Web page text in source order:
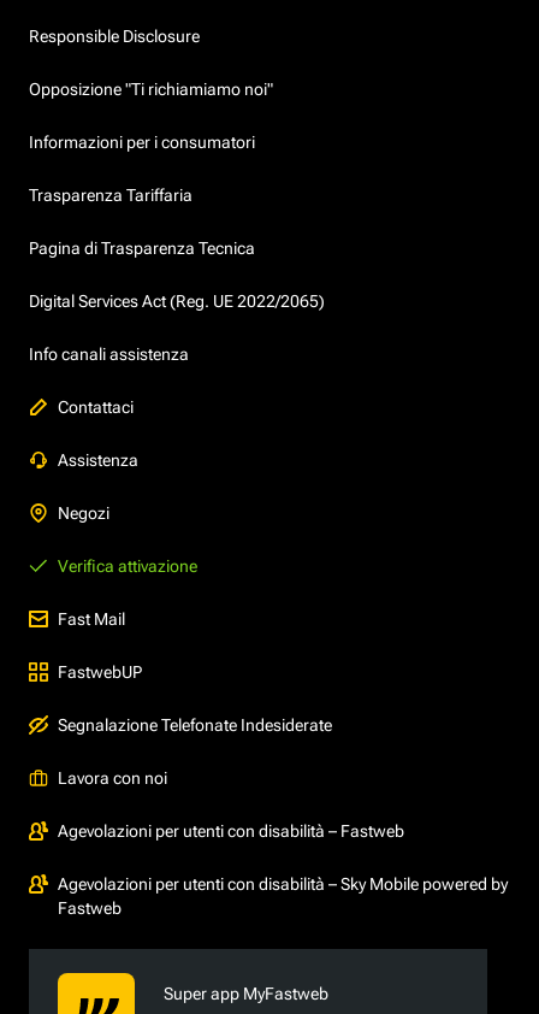
Responsible Disclosure
Opposizione "Ti richiamiamo noi"
Informazioni per i consumatori
Trasparenza Tariffaria
Pagina di Trasparenza Tecnica
Digital Services Act (Reg. UE 2022/2065)
Info canali assistenza
Contattaci
Assistenza
Negozi
Verifica attivazione
Fast Mail
FastwebUP
Segnalazione Telefonate Indesiderate
Lavora con noi
Agevolazioni per utenti con disabilità – Fastweb
Agevolazioni per utenti con disabilità – Sky Mobile powered by
Fastweb
Super app MyFastweb